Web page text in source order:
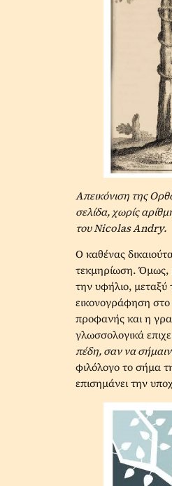
Απεικόνιση της
σελίδα, χωρίς
του Nicolas Andry.
Ο καθένας
τεκμηρίωση. Όμως,
την υφήλιο, μεταξύ
εικονογράφηση
προφανής και η
γλωσσολογικά
πέδη, σαν να
φιλόλογο το σήμα
επισημάνει την